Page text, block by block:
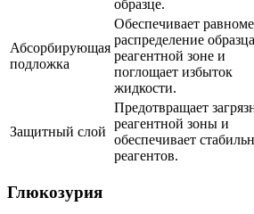
образце.
Абсорбирующая
подложка
Обеспечивает
распределение
реагентной зоне и
поглощает избыток
жидкости.
Защитный слой
Предотвращает
реагентной зоны и
обеспечивает
реагентов.
Глюкозурия